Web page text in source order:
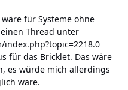
für Systeme ohne
Thread unter
für das Bricklet. Das wäre
es würde mich allerdings
wäre.